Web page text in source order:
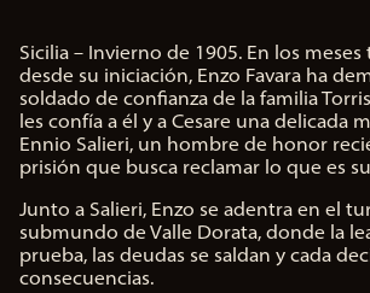
dad
de
You
e y
la
tra
Sicilia – Invierno de 1905. En los
desde su iniciación, Enzo Favara ha
soldado de confianza de la familia
les confía a él y a Cesare una delicada
Ennio Salieri, un hombre de honor
prisión que busca reclamar lo que es
Junto a Salieri, Enzo se adentra en el
submundo de Valle Dorata, donde la
prueba, las deudas se saldan y cada
consecuencias.